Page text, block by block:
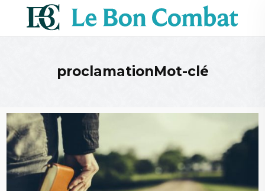
proclamationMot-clé